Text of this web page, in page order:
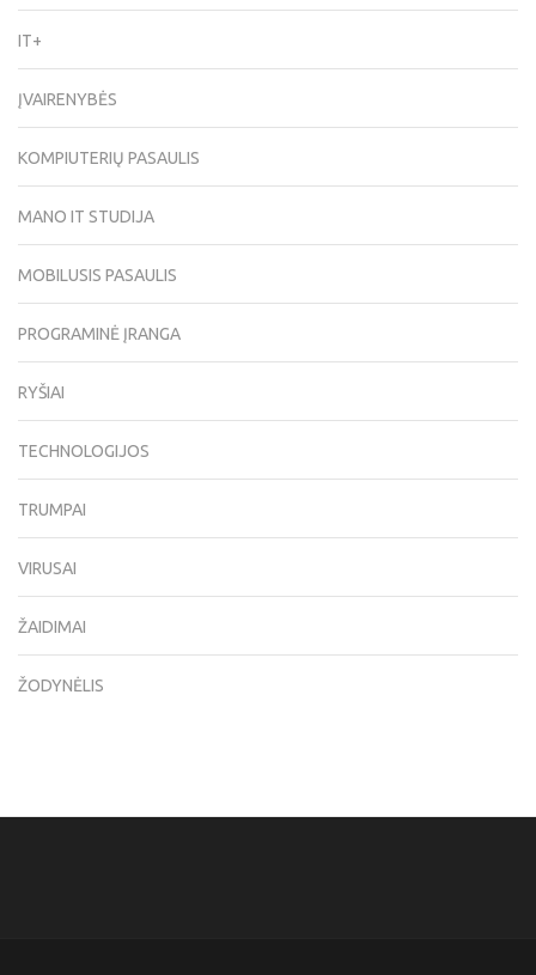
IT+
ĮVAIRENYBĖS
KOMPIUTERIŲ PASAULIS
MANO IT STUDIJA
MOBILUSIS PASAULIS
PROGRAMINĖ ĮRANGA
RYŠIAI
TECHNOLOGIJOS
TRUMPAI
VIRUSAI
ŽAIDIMAI
ŽODYNĖLIS